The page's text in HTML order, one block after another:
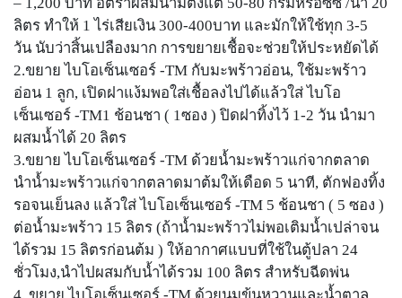
– 1,200 บาท อัตราผสมน้ำมีตั้งแต่ 50-80 กรัมหรือซีซี /น้ำ 20
ลิตร ทำให้ 1 ไร่เสียเงิน 300-400บาท และมักให้ใช้ทุก 3-5
วัน นับว่าสิ้นเปลืองมาก การขยายเชื้อจะช่วยให้ประหยัดได้
2.ขยาย ไบโอเซ็นเซอร์ -TM กับมะพร้าวอ่อน, ใช้มะพร้าว
อ่อน 1 ลูก, เปิดฝาแง้มพอใส่เชื้อลงไปได้แล้วใส่ ไบโอ
เซ็นเซอร์ -TM1 ช้อนชา ( 1ซอง ) ปิดฝาทิ้งไว้ 1-2 วัน นำมา
ผสมน้ำได้ 20 ลิตร
3.ขยาย ไบโอเซ็นเซอร์ -TM ด้วยน้ำมะพร้าวแก่จากตลาด
นำน้ำมะพร้าวแก่จากตลาดมาต้มให้เดือด 5 นาที, ตักฟองทิ้ง
รอจนเย็นลง แล้วใส่ ไบโอเซ็นเซอร์ -TM 5 ช้อนชา ( 5 ซอง )
ต่อน้ำมะพร้าว 15 ลิตร (ถ้าน้ำมะพร้าวไม่พอเติมน้ำเปล่าจน
ได้รวม 15 ลิตรก่อนต้ม ) ให้อากาศแบบที่ใช้ในตู้ปลา 24
ชั่วโมง,นำไปผสมกับน้ำได้รวม 100 ลิตร สำหรับฉีดพ่น